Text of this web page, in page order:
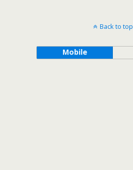
Back to top
Mobile